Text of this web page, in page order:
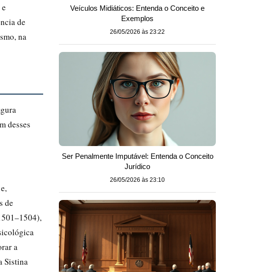
de
na
desses
de
a
Sistina
Veículos Midiáticos: Entenda o Conceito e
Exemplos
26/05/2026 às 23:22
Ser Penalmente Imputável: Entenda o Conceito
Jurídico
26/05/2026 às 23:10